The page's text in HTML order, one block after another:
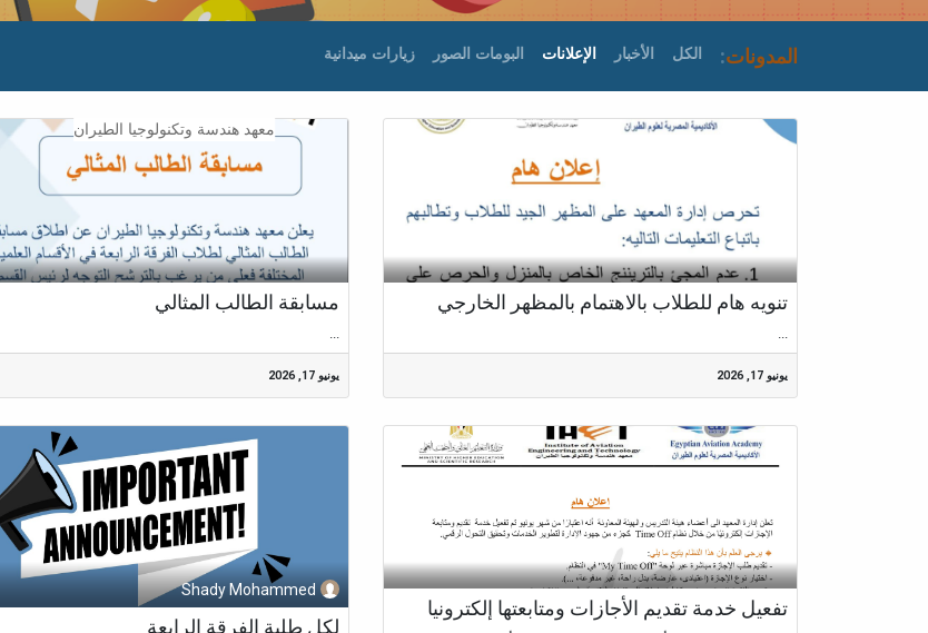
المدونات: الكل الأخبار الإعلانات البومات الصور زيارات ميدانية
تنويه هام للطلاب بالاهتمام بالمظهر الخارجي
يونيو 17, 2026
مسابقة الطالب المثالي
يونيو 17, 2026
تفعيل خدمة تقديم الأجازات ومتابعتها إلكترونيا
Shady Mohammed
لكل طلبة الفرقة الرابعة
معهد هندسة وتكنولوجيا الطيران